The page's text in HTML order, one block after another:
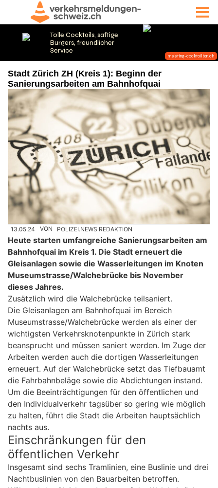
Stadt Zürich ZH (Kreis 1): Beginn der
Sanierungsarbeiten am Bahnhofquai
13.05.24 VON POLIZEI.NEWS REDAKTION
Heute starten umfangreiche Sanierungsarbeiten am
Bahnhofquai im Kreis 1. Die Stadt erneuert die
Gleisanlagen sowie die Wasserleitungen im Knoten
Museumstrasse/Walchebrücke bis November
dieses Jahres.
Zusätzlich wird die Walchebrücke teilsaniert.
Die Gleisanlagen am Bahnhofquai im Bereich
Museumstrasse/Walchebrücke werden als einer der
wichtigsten Verkehrsknotenpunkte in Zürich stark
beansprucht und müssen saniert werden. Im Zuge der
Arbeiten werden auch die dortigen Wasserleitungen
erneuert. Auf der Walchebrücke setzt das Tiefbauamt
die Fahrbahnbeläge sowie die Abdichtungen instand.
Um die Beeinträchtigungen für den öffentlichen und
den Individualverkehr tagsüber so gering wie möglich
zu halten, führt die Stadt die Arbeiten hauptsächlich
nachts aus.
Einschränkungen für den
öffentlichen Verkehr
Insgesamt sind sechs Tramlinien, eine Buslinie und drei
Nachtbuslinien von den Bauarbeiten betroffen.